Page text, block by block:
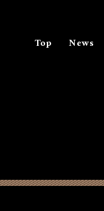
Top News